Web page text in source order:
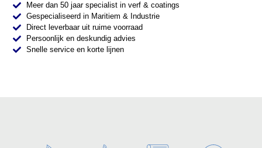
Meer dan 50 jaar specialist in verf & coatings
Gespecialiseerd in Maritiem & Industrie
Direct leverbaar uit ruime voorraad
Persoonlijk en deskundig advies
Snelle service en korte lijnen